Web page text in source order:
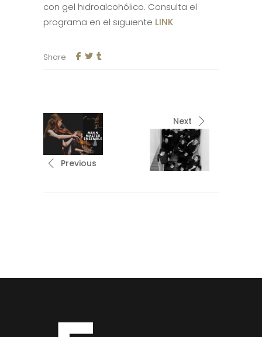
con gel hidroalcohólico. Consulta el
programa en el siguiente LINK
Share
Previous
Next